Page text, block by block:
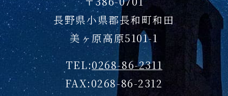
長野県小県郡長和町和田
美ヶ原高原5101-1
TEL:0268-86-2311
FAX:0268-86-2312